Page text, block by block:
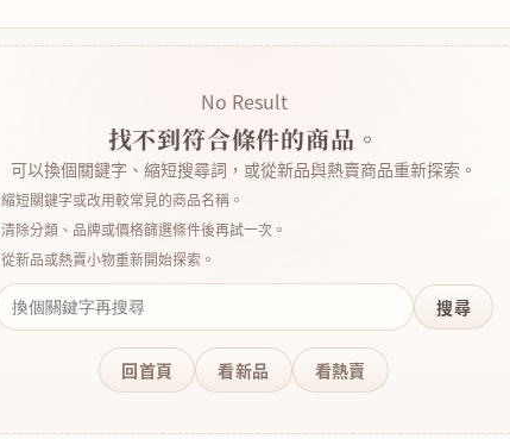
No Result
找不到符合條件的商品。
可以換個關鍵字、縮短搜尋詞，或從新品與熱賣商品重新探索。
縮短關鍵字或改用較常見的商品名稱。
清除分類、品牌或價格篩選條件後再試一次。
從新品或熱賣小物重新開始探索。
搜尋
回首頁 看新品 看熱賣